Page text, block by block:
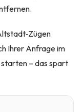
Ihrer Anfrage im
starten – das spart